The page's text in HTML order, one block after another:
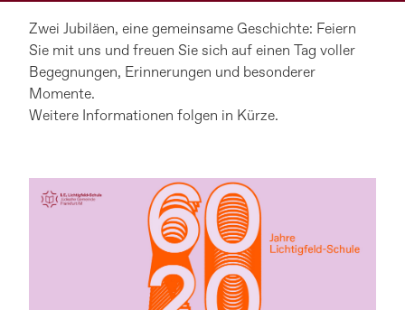
Zwei Jubiläen, eine gemeinsame Geschichte: Feiern
Sie mit uns und freuen Sie sich auf einen Tag voller
Begegnungen, Erinnerungen und besonderer
Momente.
Weitere Informationen folgen in Kürze.